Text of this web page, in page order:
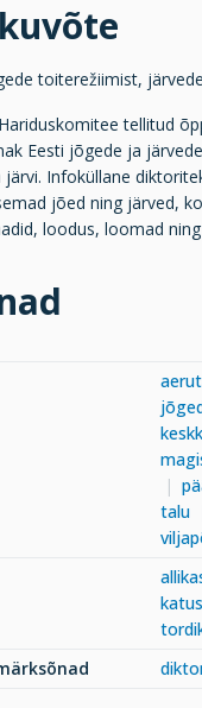
toiterežiimist,
Hariduskomitee tellitud
Eesti jõgede ja
Infoküllane
jõed ning järved,
loodus, loomad
talu